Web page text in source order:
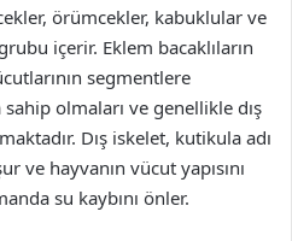
örümcekler, kabuklular ve
içerir. Eklem bacaklıların
segmentlere
olmaları ve genellikle dış
Dış iskelet, kutikula adı
ve hayvanın vücut yapısını
su kaybını önler.